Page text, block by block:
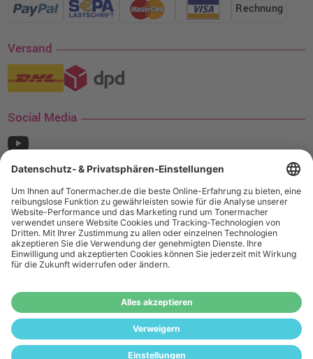
Rechnung
Versand
Social Media
¹ Nur gültig für den Versand innerhalb Deutschlands. Befindet sich ein Warenwert
von mindestens 35€ (inkl. Mwst.) an Ampertec Artikeln in Ihrem Warenkorb, ist der
Versand für Sie kostenfrei.
Das Angebot von tonermacher.de richtet sich
nicht an Wiederverkäufer. Wenn Sie Wiederverkäufer sind,